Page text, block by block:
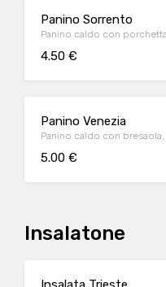
Panino Sorrento
Panino caldo con
4.50 €
Panino Venezia
Panino caldo con
5.00 €
Insalatone